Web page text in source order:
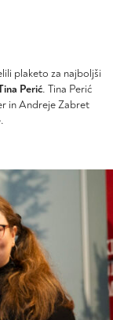
plaketo za najboljši
Perić. Tina Perić
in Andreje Zabret